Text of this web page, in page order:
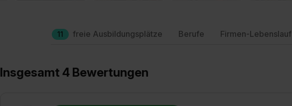
11 freie Ausbildungsplätze Berufe Firmen-Lebenslauf
Insgesamt 4 Bewertungen